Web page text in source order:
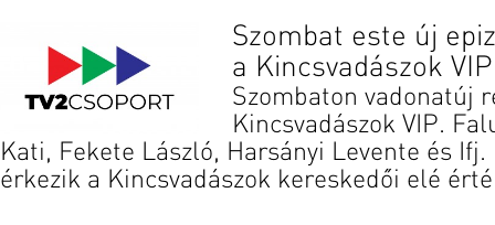
Szombat este új
a Kincsvadászok VIP
Szombaton vadonatúj
Kincsvadászok VIP.
Kati, Fekete László, Harsányi Levente és
érkezik a Kincsvadászok kereskedői elé